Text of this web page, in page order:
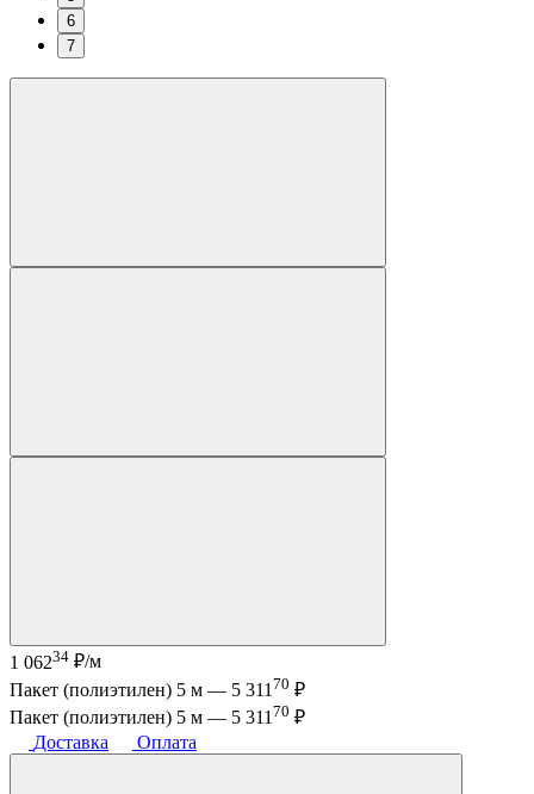
6
7
1 06234 ₽/м
Пакет (полиэтилен) 5 м — 5 311 70 ₽
Пакет (полиэтилен) 5 м — 5 311 70 ₽
Доставка
Оплата